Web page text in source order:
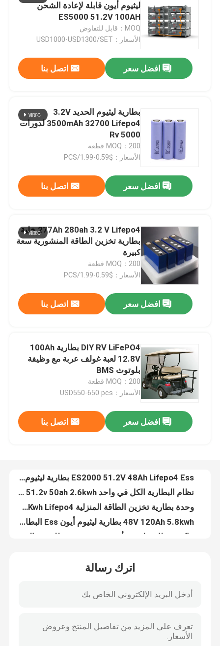
مسكن
منتجات
معلومات عنا
مراقبة الجودة
بطارية 12 فولت lifepo4
ليثيوم أيون قابلة لإعادة الشحن
ES5000 51.2V 100AH
MOQ：قابل للتفاوض
الأسعار：USD1000-USD1300/SET
افضل سعر اتصل بنا
بطارية ليثيوم الحديد 3.2V
3500mAh 32700 Lifepo4 لدورات
Rv 5000
MOQ：200 قطعة
الأسعار：$0.59-1.99/PCS
افضل سعر اتصل بنا
277Ah 280ah 3.2 V Lifepo4 خلية
بطارية تخزين الطاقة المنشورية سعة
كبيرة
MOQ：200 قطعة
الأسعار：$0.59-1.99/PCS
افضل سعر اتصل بنا
DIY RV LiFePO4 بطارية 100Ah
12.8V لعبة غولف عربة مع وظيفة
بلوتوث BMS
MOQ：200 قطعة
الأسعار：USD550-650 pcs
افضل سعر اتصل بنا
ES2000 51.2V 48Ah Lifepo4 Ess بطارية ليثيوم أيون 2.45Kwh Backups BMS Module
عاكس بطارية ليثيوم أيون RV LiFePO4 للتخييم الجاف 12.8 فولت 100 أمبير
RC Lifepo4 بطارية دراجة نارية جولف عربة بطارية تخزين طاقة الليثيوم 12.8V 200Ah 55ah
بطارية RV Lifepo4 قابلة لإعادة الشحن في Ups LFP 12.8V 240Ah 600a للمركبة الترفيهية
عربة الجولف RV LiFePO4 بطارية 200ah 12.8V 24V 100Ah 400ah 500ah 1280Wh LFP BMS للمنزل المتنقل
اترك رسالة